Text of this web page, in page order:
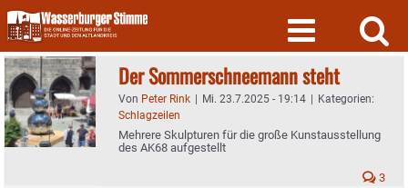
Skip
to
content
Der Sommerschneemann steht
Von Peter Rink | Mi. 23.7.2025 - 19:14 | Kategorien:
Schlagzeilen
Mehrere Skulpturen für die große Kunstausstellung
des AK68 aufgestellt
3